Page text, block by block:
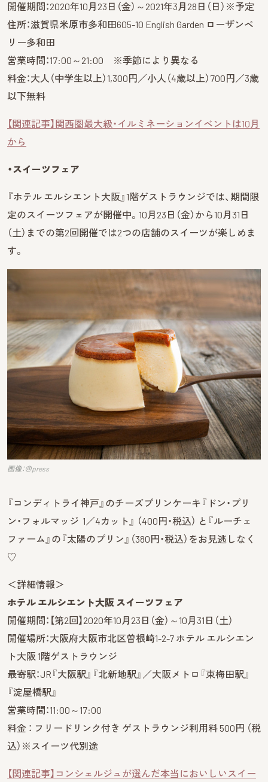
開催期間：2020年10月23日（金）～2021年3月28日（日）※予定
住所：滋賀県米原市多和田605-10 English Garden ローザンベ
リー多和田
営業時間：17:00～21:00 ※季節により異なる
料金：大人（中学生以上）1,300円／小人（4歳以上）700円／3歳
以下無料
【関連記事】関西圏最大級・イルミネーションイベントは10月
から
・スイーツフェア
『ホテル エルシエント大阪』1階ゲストラウンジでは、期間限
定のスイーツフェアが開催中。10月23日（金）から10月31日
（土）までの第2回開催では2つの店舗のスイーツが楽しめま
す。
画像：＠press
『コンディトライ神戸』のチーズプリンケーキ『ドン・プリ
ン・フォルマッジ 1／4カット』 （400円・税込） と『ルーチェ
ファーム』の『太陽のプリン』（380円・税込）をお見逃しなく
♡
＜詳細情報＞
ホテル エルシエント大阪 スイーツフェア
開催期間：【第2回】2020年10月23日（金）～10月31日（土）
開催場所：大阪府大阪市北区曽根崎1-2-7 ホテル エルシエン
ト大阪 1階ゲストラウンジ
最寄駅：JR『大阪駅』『北新地駅』／大阪メトロ『東梅田駅』
『淀屋橋駅』
営業時間：11:00～17:00
料金 ： フリードリンク付き ゲストラウンジ利用料 500円 （税
込）※スイーツ代別途
【関連記事】コンシェルジュが選んだ本当においしいスイー